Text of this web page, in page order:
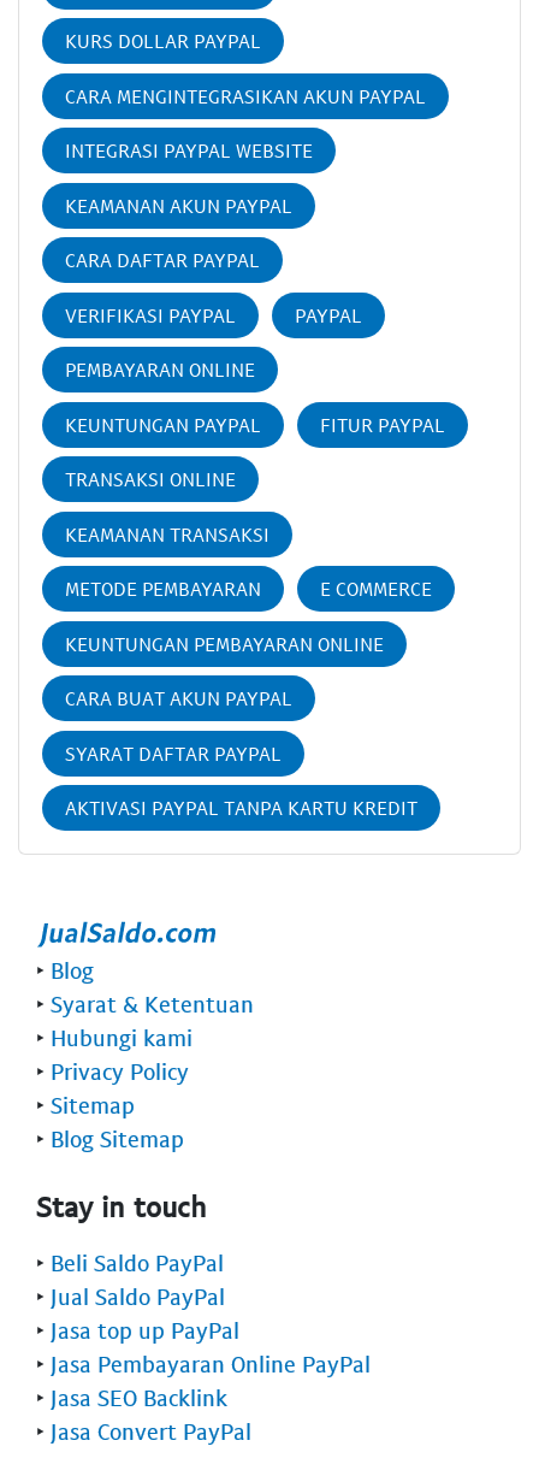
KURS DOLLAR PAYPAL
CARA MENGINTEGRASIKAN AKUN PAYPAL
INTEGRASI PAYPAL WEBSITE
KEAMANAN AKUN PAYPAL
CARA DAFTAR PAYPAL
VERIFIKASI PAYPAL PAYPAL
PEMBAYARAN ONLINE
KEUNTUNGAN PAYPAL FITUR PAYPAL
TRANSAKSI ONLINE
KEAMANAN TRANSAKSI
METODE PEMBAYARAN E COMMERCE
KEUNTUNGAN PEMBAYARAN ONLINE
CARA BUAT AKUN PAYPAL
SYARAT DAFTAR PAYPAL
AKTIVASI PAYPAL TANPA KARTU KREDIT
‣ Blog
‣ Syarat & Ketentuan
‣ Hubungi kami
‣ Privacy Policy
‣ Sitemap
‣ Blog Sitemap
Stay in touch
‣ Beli Saldo PayPal
‣ Jual Saldo PayPal
‣ Jasa top up PayPal
‣ Jasa Pembayaran Online PayPal
‣ Jasa SEO Backlink
‣ Jasa Convert PayPal